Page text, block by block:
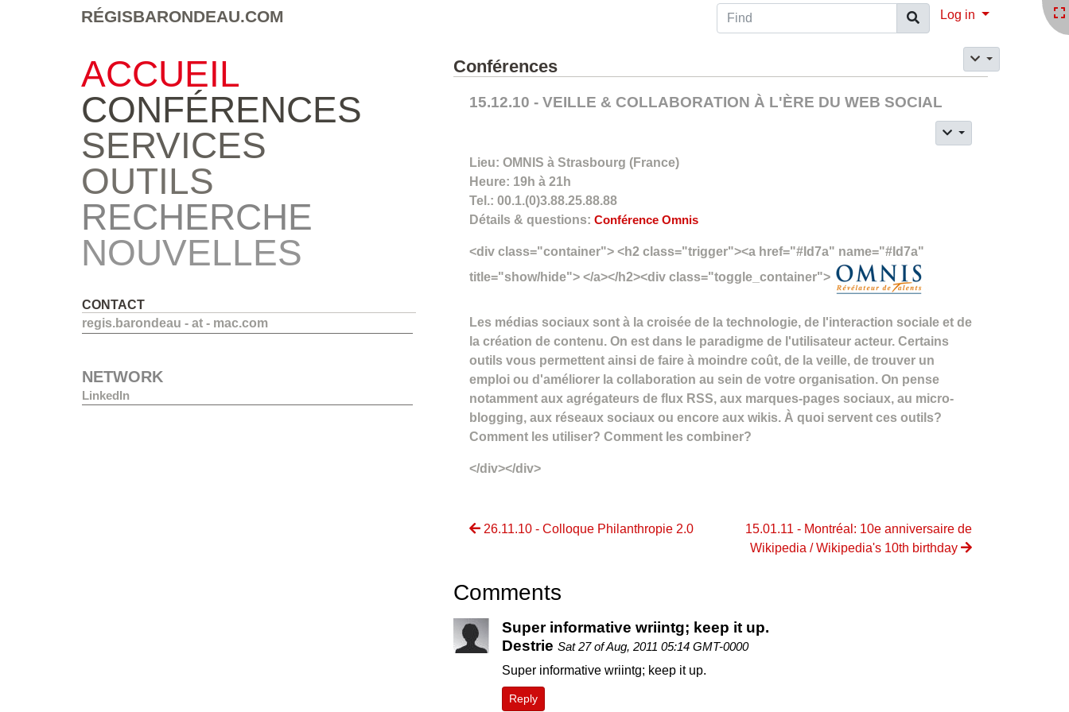
RÉGISBARONDEAU.COM Find Log in
Conférences
15.12.10 - VEILLE & COLLABORATION À L'ÈRE DU WEB SOCIAL
Lieu: OMNIS à Strasbourg (France)
Heure: 19h à 21h
Tel.: 00.1.(0)3.88.25.88.88
Détails & questions: Conférence Omnis
<div class="container"> <h2 class="trigger"><a href="#Id7a" name="#Id7a"
title="show/hide"> </a></h2><div class="toggle_container">
Les médias sociaux sont à la croisée de la technologie, de l'interaction sociale et de
la création de contenu. On est dans le paradigme de l'utilisateur acteur. Certains
outils vous permettent ainsi de faire à moindre coût, de la veille, de trouver un
emploi ou d'améliorer la collaboration au sein de votre organisation. On pense
notamment aux agrégateurs de flux RSS, aux marques-pages sociaux, au micro-
blogging, aux réseaux sociaux ou encore aux wikis. À quoi servent ces outils?
Comment les utiliser? Comment les combiner?
</div></div>
26.11.10 - Colloque Philanthropie 2.0
15.01.11 - Montréal: 10e anniversaire de
Wikipedia / Wikipedia's 10th birthday
Comments
Super informative wriintg; keep it up.
Destrie Sat 27 of Aug, 2011 05:14 GMT-0000
Super informative wriintg; keep it up.
Reply
ACCUEIL
CONFÉRENCES
SERVICES
OUTILS
RECHERCHE
NOUVELLES
CONTACT
regis.barondeau - at - mac.com
NETWORK
LinkedIn